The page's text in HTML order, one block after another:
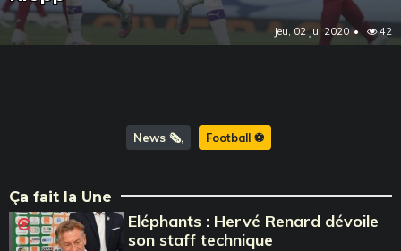
Jeu, 02 Jul 2020 42
News 🗞️ Football ⚽️
Ça fait la Une
Eléphants : Hervé Renard dévoile
son staff technique